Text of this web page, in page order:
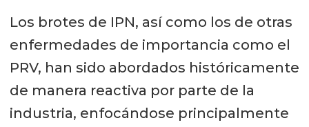
Los brotes de IPN, así como los de otras
enfermedades de importancia como el
PRV, han sido abordados históricamente
de manera reactiva por parte de la
industria, enfocándose principalmente